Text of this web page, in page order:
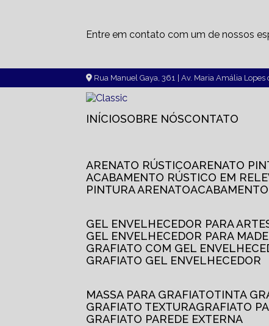
Entre em contato com um de nossos
Rua Manuel Gaya, 361 | Av. Maria Amália
INÍCIO SOBRE NÓS CONTATO
ARENATO RÚSTICO
ARENATO
ACABAMENTO RÚSTICO EM
PINTURA ARENATO
GEL ENVELHECEDOR PARA
GEL ENVELHECEDOR PARA
GRAFIATO COM GEL
GRAFIATO GEL ENVELHECEDOR
MASSA PARA GRAFIATO
TINTA
GRAFIATO TEXTURA
GRAFIATO
GRAFIATO PAREDE EXTERNA